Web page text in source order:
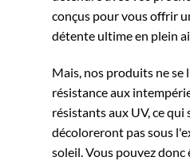
conçus pour vous offrir
détente ultime en plein
Mais, nos produits ne se
résistance aux
résistants aux UV, ce qui
décoloreront pas sous
soleil. Vous pouvez donc